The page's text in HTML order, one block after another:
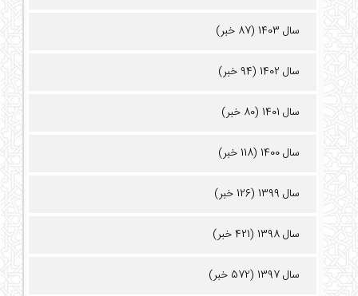
سال 1403 (87 خبر)
سال 1402 (94 خبر)
سال 1401 (80 خبر)
سال 1400 (118 خبر)
سال 1399 (126 خبر)
سال 1398 (421 خبر)
سال 1397 (572 خبر)